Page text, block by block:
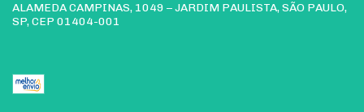
ALAMEDA CAMPINAS, 1049 – JARDIM PAULISTA, SÃO PAULO,
SP, CEP 01404-001